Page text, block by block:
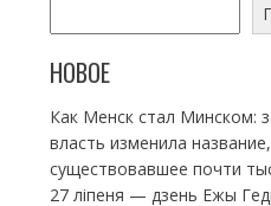
НОВОЕ
Как Менск стал Минском:
власть изменила название,
существовавшее почти
27 ліпеня — дзень Ежы